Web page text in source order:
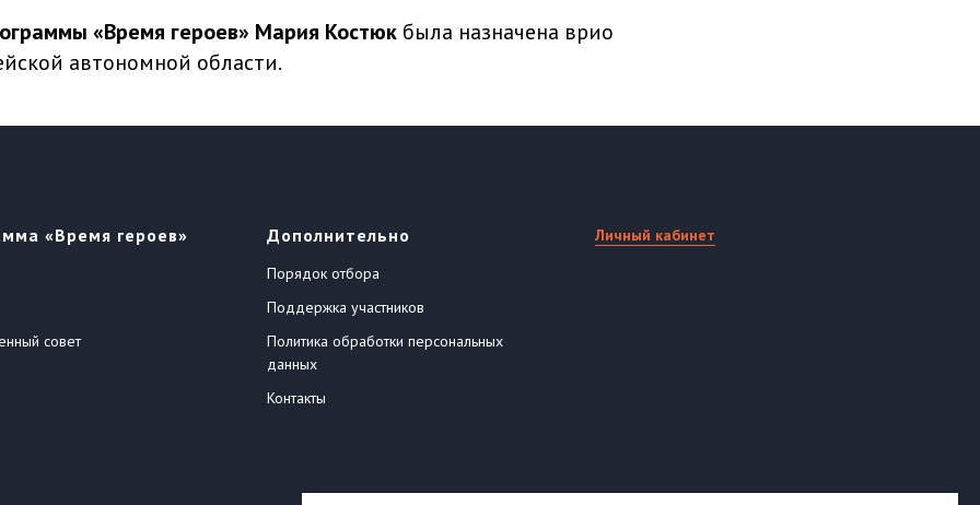
«Время героев» Мария Костюк была назначена врио
автономной области.
«Время героев»
совет
Дополнительно
Порядок отбора
Поддержка участников
Политика обработки персональных
данных
Контакты
Личный кабинет